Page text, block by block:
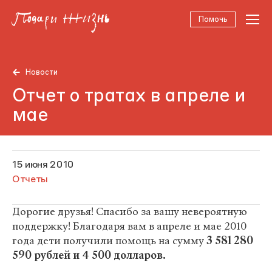
Помочь
Новости
Отчет о тратах в апреле и
мае
15 июня 2010
Отчеты
Дорогие друзья! Спасибо за вашу невероятную
поддержку! Благодаря вам в апреле и мае 2010
года дети получили помощь на сумму3 581 280
590 рублей и 4 500 долларов.